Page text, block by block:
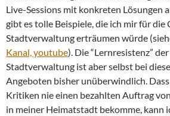
Live-Sessions mit konkreten Lösungen
gibt es tolle Beispiele, die ich mir für die
Stadtverwaltung erträumen würde
Kanal, youtube). Die “Lernresistenz”
Stadtverwaltung ist aber selbst bei
Angeboten bisher unüberwindlich.
Kritiken nie einen bezahlten Auftrag
in meiner Heimatstadt bekomme, kann